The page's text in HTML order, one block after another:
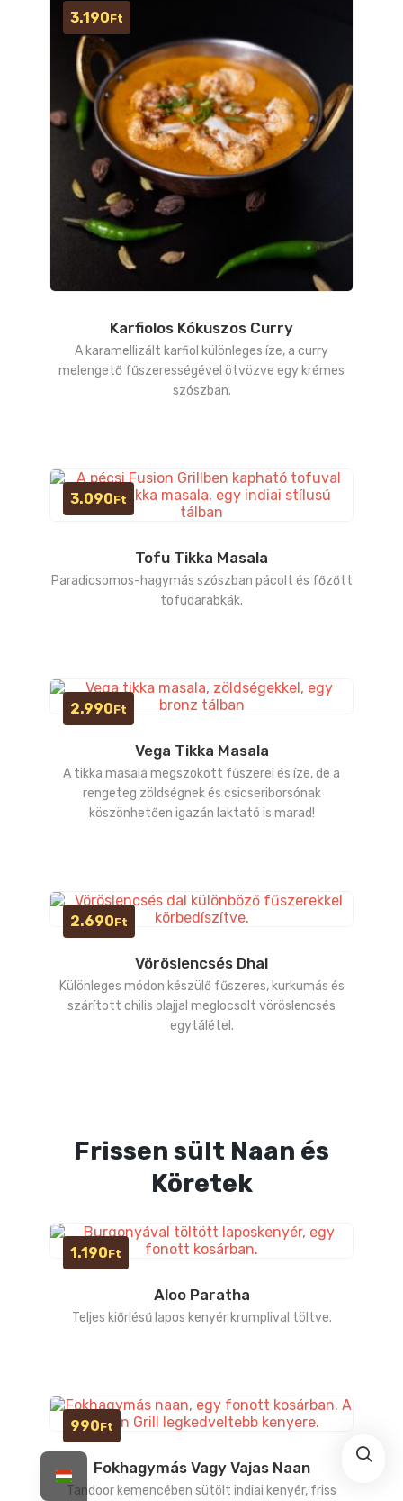
Karfiolos Kókuszos Curry
A karamellizált karfiol különleges íze, a curry
melengető fűszerességével ötvözve egy krémes
szószban.
3.190Ft
Tofu Tikka Masala
Paradicsomos-hagymás szószban pácolt és főzőtt
tofudarabkák.
3.090Ft
Vega Tikka Masala
A tikka masala megszokott fűszerei és íze, de a
rengeteg zöldségnek és csicseriborsónak
köszönhetően igazán laktató is marad!
2.990Ft
Vöröslencsés Dhal
Különleges módon készülő fűszeres, kurkumás és
szárított chilis olajjal meglocsolt vöröslencsés
egytálétel.
2.690Ft
Frissen sült Naan és
Köretek
Aloo Paratha
Teljes kiőrlésű lapos kenyér krumplival töltve.
1.190Ft
Fokhagymás Vagy Vajas Naan
Tandoor kemencében sütölt indiai kenyér, friss
990Ft